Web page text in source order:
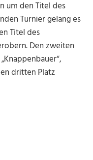
um den Titel des
Turnier gelang es
Titel des
Den zweiten
dritten Platz